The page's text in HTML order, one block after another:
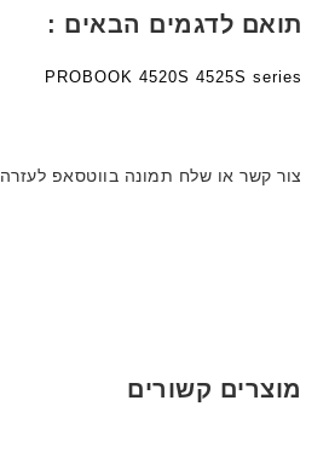
תואם לדגמים הבאים :
PROBOOK 4520S 4525S series
צור קשר או שלח תמונה בווטסאפ לעזרה
מוצרים קשורים